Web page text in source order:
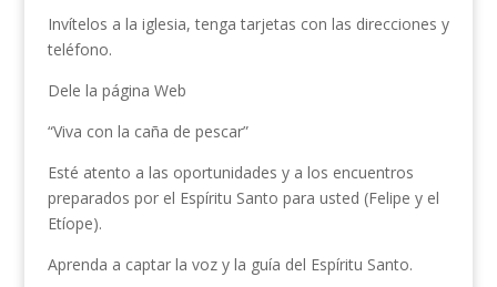
Invítelos a la iglesia, tenga tarjetas con las direcciones y
teléfono.
Dele la página Web
“Viva con la caña de pescar”
Esté atento a las oportunidades y a los encuentros
preparados por el Espíritu Santo para usted (Felipe y el
Etíope).
Aprenda a captar la voz y la guía del Espíritu Santo.